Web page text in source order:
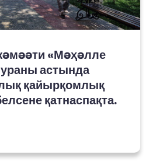
«Мəҳəлле
астында
қайырқомлық
қатнаспақта.